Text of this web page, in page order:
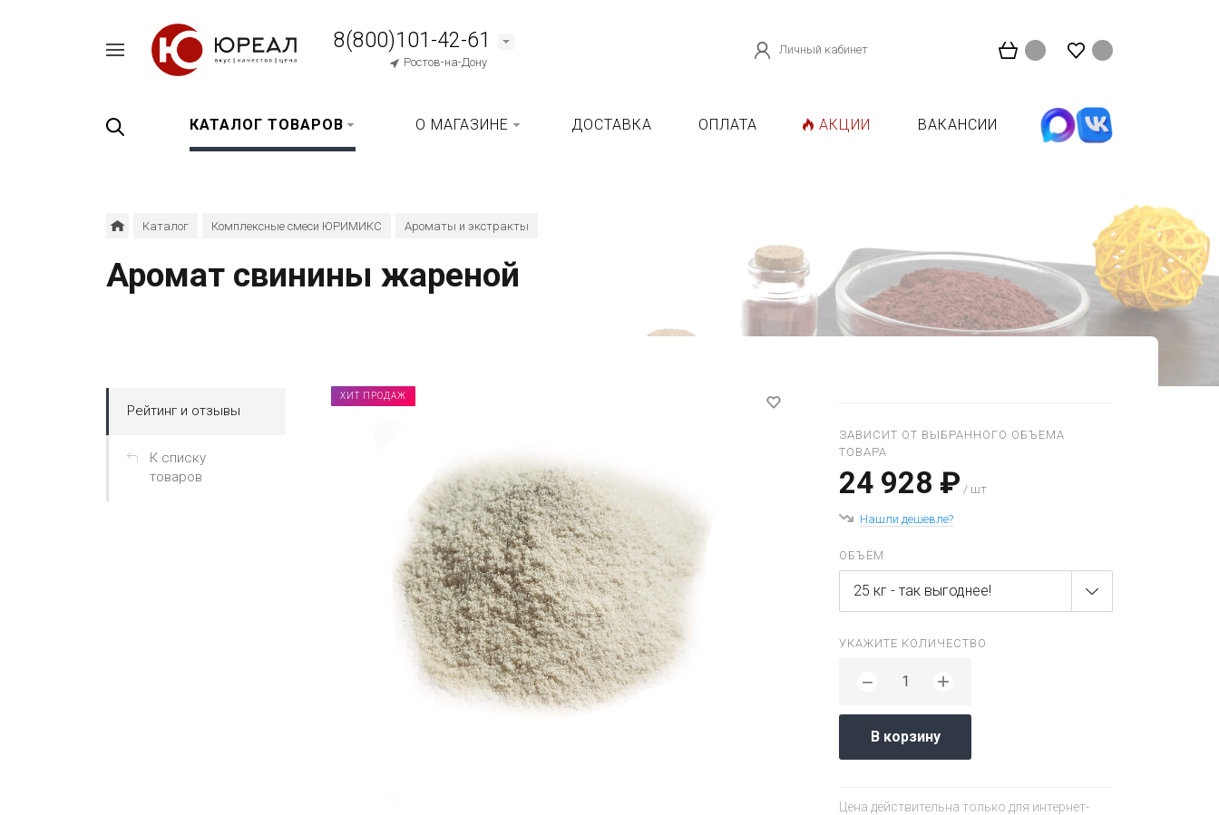
8(800)101-42-61
Ростов-на-Дону
Личный кабинет
КАТАЛОГ ТОВАРОВ О МАГАЗИНЕ ДОСТАВКА ОПЛАТА АКЦИИ ВАКАНСИИ
Каталог Комплексные смеси ЮРИМИКС Ароматы и экстракты
Аромат свинины жареной
Рейтинг и отзывы
К списку
товаров
ХИТ ПРОДАЖ
ЗАВИСИТ ОТ ВЫБРАННОГО ОБЪЕМА
ТОВАРА
24 928 ₽ / шт
Нашли дешевле?
ОБЪЁМ
25 кг - так выгоднее!
УКАЖИТЕ КОЛИЧЕСТВО
− +
В корзину
Цена действительна только для интернет-